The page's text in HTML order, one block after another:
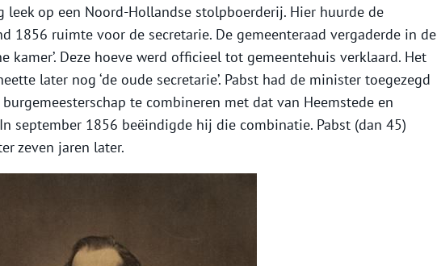
leek op een Noord-Hollandse stolpboerderij. Hier huurde de
1856 ruimte voor de secretarie. De gemeenteraad vergaderde in de
kamer’. Deze hoeve werd officieel tot gemeentehuis verklaard. Het
later nog ‘de oude secretarie’. Pabst had de minister toegezegd
te combineren met dat van Heemstede en
september 1856 beëindigde hij die combinatie. Pabst (dan 45)
zeven jaren later.